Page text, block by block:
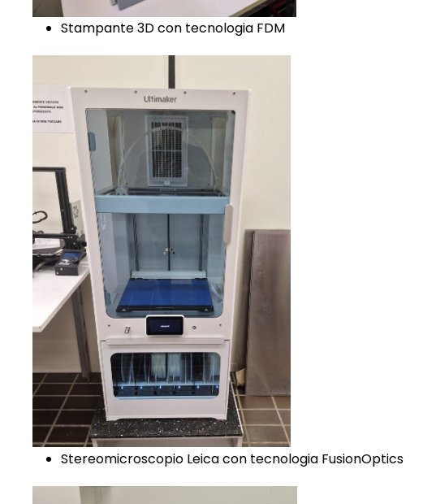
Stampante 3D con tecnologia FDM
Stereomicroscopio Leica con tecnologia FusionOptics